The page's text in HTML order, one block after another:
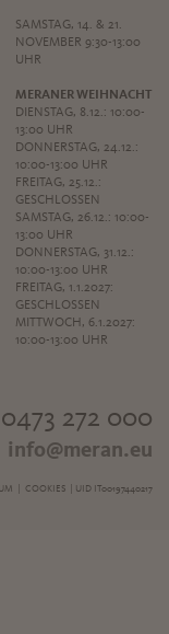
SAMSTAG, 14. & 21.
NOVEMBER 9:30-13:00
UHR
MERANER WEIHNACHT
DIENSTAG, 8.12.: 10:00-
13:00 UHR
DONNERSTAG, 24.12.:
10:00-13:00 UHR
FREITAG, 25.12.:
GESCHLOSSEN
SAMSTAG, 26.12.: 10:00-
13:00 UHR
DONNERSTAG, 31.12.:
10:00-13:00 UHR
FREITAG, 1.1.2027:
GESCHLOSSEN
MITTWOCH, 6.1.2027:
10:00-13:00 UHR
272 000
info@meran.eu
COOKIES | UID IT00197440217